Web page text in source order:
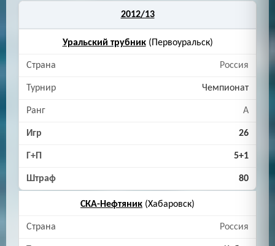
2012/13
Уральский трубник(Первоуральск)
Россия
Чемпионат
A
26
5+1
80
СКА-Нефтяник (Хабаровск)
Россия